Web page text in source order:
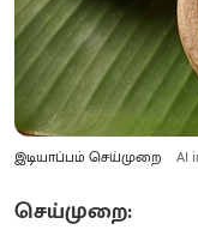
இடியாப்பம் செய்முறை AI
செய்முறை: